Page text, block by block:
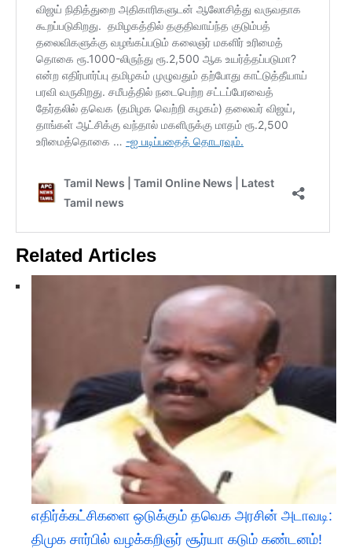
Related Articles
எதிர்க்கட்சிகளை ஒடுக்கும் தவெக அரசின் அடாவடி:
திமுக சார்பில் வழக்கறிஞர் சூர்யா கடும் கண்டனம்! ​